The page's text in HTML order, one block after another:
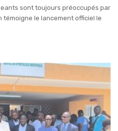
sont toujours préoccupés par
le lancement officiel le